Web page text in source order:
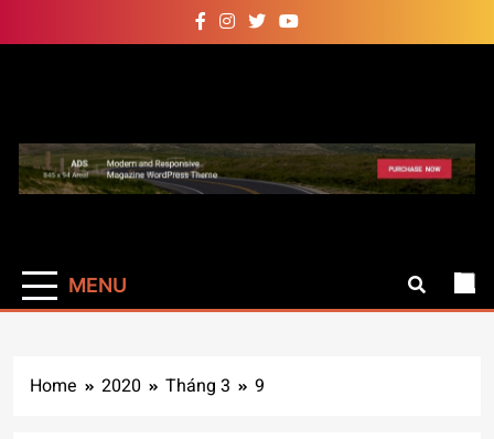
to
Auto Pro
hơn
MENU
Home 2020 Tháng 3 9